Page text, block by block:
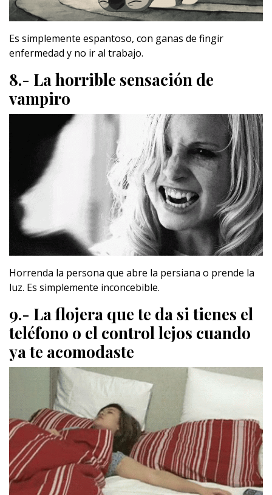
Es simplemente espantoso, con ganas de fingir
enfermedad y no ir al trabajo.
8.- La horrible sensación de
vampiro
Horrenda la persona que abre la persiana o prende la
luz. Es simplemente inconcebible.
9.- La flojera que te da si tienes el
teléfono o el control lejos cuando
ya te acomodaste